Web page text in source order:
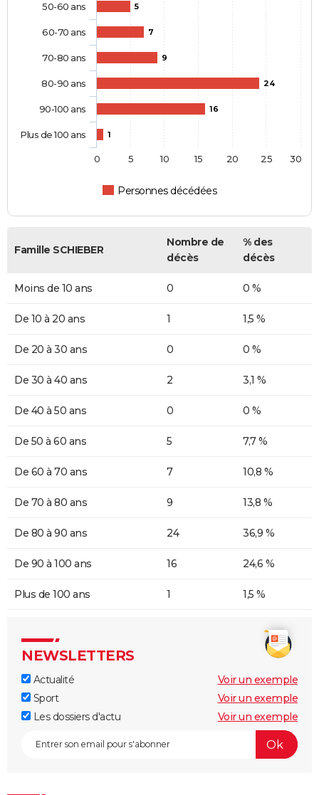
5
7
9
24
16
1
Personnes décédées
50-60 ans
60-70 ans
70-80 ans
80-90 ans
90-100 ans
Plus de 100 ans
0 5 10 15 20 25 30
Famille SCHIEBER
Nombre de
décès
% des
décès
Moins de 10 ans 0 0 %
De 10 à 20 ans 1 1,5 %
De 20 à 30 ans 0 0 %
De 30 à 40 ans 2 3,1 %
De 40 à 50 ans 0 0 %
De 50 à 60 ans 5 7,7 %
De 60 à 70 ans 7 10,8 %
De 70 à 80 ans 9 13,8 %
De 80 à 90 ans 24 36,9 %
De 90 à 100 ans 16 24,6 %
Plus de 100 ans 1 1,5 %
NEWSLETTERS
Actualité
Voir un exemple
Sport
Voir un exemple
Les dossiers d'actu
Voir un exemple